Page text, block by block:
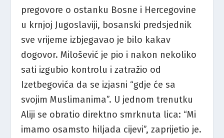
pregovore o ostanku Bosne i Hercegovine
u krnjoj Jugoslaviji, bosanski predsjednik
sve vrijeme izbjegavao je bilo kakav
dogovor. Milošević je pio i nakon nekoliko
sati izgubio kontrolu i zatražio od
Izetbegovića da se izjasni “gdje će sa
svojim Muslimanima”. U jednom trenutku
Aliji se obratio direktno smrknuta lica: “Mi
imamo osamsto hiljada cijevi”, zaprijetio je.